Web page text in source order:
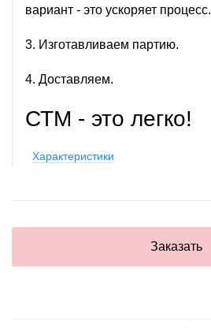
вариант - это ускоряет процесс.
3. Изготавливаем партию.
4. Доставляем.
СТМ - это легко!
Характеристики
Заказать